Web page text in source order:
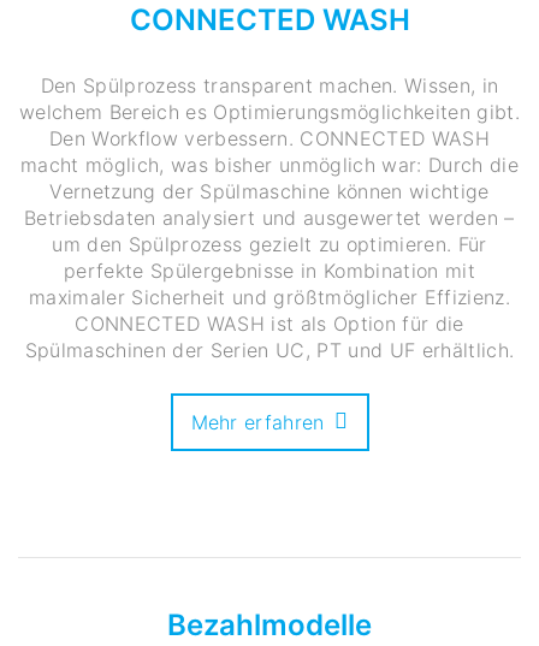
CONNECTED WASH
Den Spülprozess transparent machen. Wissen, in
welchem Bereich es Optimierungsmöglichkeiten gibt.
Den Workflow verbessern. CONNECTED WASH
macht möglich, was bisher unmöglich war: Durch die
Vernetzung der Spülmaschine können wichtige
Betriebsdaten analysiert und ausgewertet werden –
um den Spülprozess gezielt zu optimieren. Für
perfekte Spülergebnisse in Kombination mit
maximaler Sicherheit und größtmöglicher Effizienz.
CONNECTED WASH ist als Option für die
Spülmaschinen der Serien UC, PT und UF erhältlich.
Mehr erfahren
Bezahlmodelle